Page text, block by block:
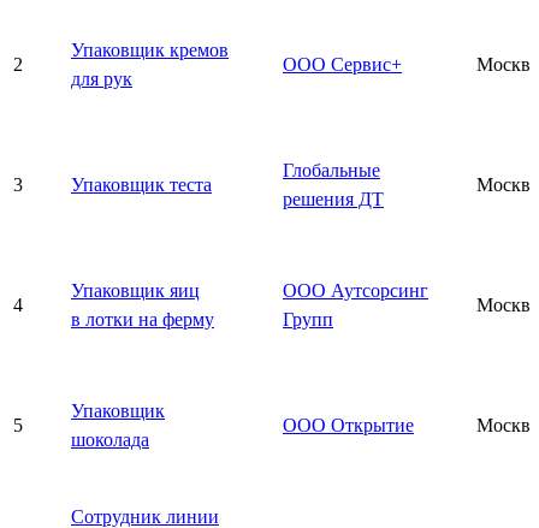
2
Упаковщик кремов
для рук
ООО Сервис+ Москва
3 Упаковщик теста
Глобальные
решения ДТ
Москва
4
Упаковщик яиц
в лотки на ферму
ООО Аутсорсинг
Групп
Москва
5
Упаковщик
шоколада
ООО Открытие Москва
Сотрудник линии